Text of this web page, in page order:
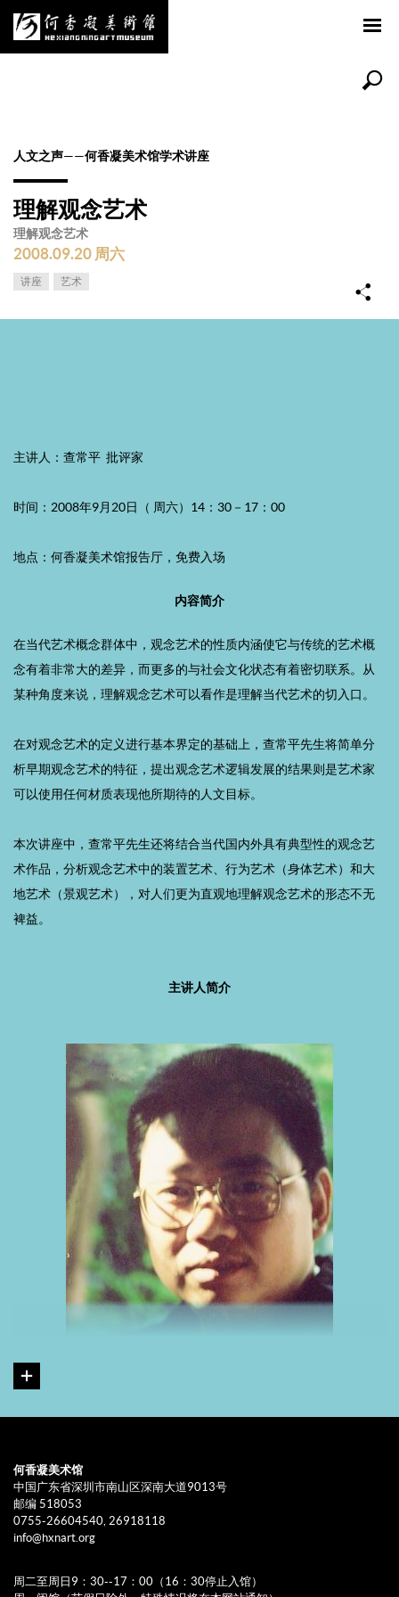
人文之声——何香凝美术馆学术讲座
理解观念艺术
理解观念艺术
2008.09.20 周六
讲座 艺术
主讲人：查常平 批评家
时间：2008年9月20日（ 周六）14：30－17：00
地点：何香凝美术馆报告厅，免费入场
内容简介
在当代艺术概念群体中，观念艺术的性质内涵使它与传统的艺术概
念有着非常大的差异，而更多的与社会文化状态有着密切联系。从
某种角度来说，理解观念艺术可以看作是理解当代艺术的切入口。
在对观念艺术的定义进行基本界定的基础上，查常平先生将简单分
析早期观念艺术的特征，提出观念艺术逻辑发展的结果则是艺术家
可以使用任何材质表现他所期待的人文目标。
本次讲座中，查常平先生还将结合当代国内外具有典型性的观念艺
术作品，分析观念艺术中的装置艺术、行为艺术（身体艺术）和大
地艺术（景观艺术），对人们更为直观地理解观念艺术的形态不无
裨益。
主讲人简介
查常平，笔名西美正。批评家、人文学者。现为四川大学道教与宗
教文化研究所基督教研究中心副教授。学术方向为艺术评论、历史
逻辑、圣经研究。
教哲学》、《人文学的文化逻辑——形上、艺术、宗教、美学之比
何香凝美术馆
中国广东省深圳市南山区深南大道9013号
邮编 518053
0755-26604540, 26918118
info@hxnart.org
周二至周日9：30--17：00（16：30停止入馆）